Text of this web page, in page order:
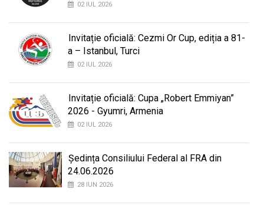
02 IUL 2026
Invitație oficială: Cezmi Or Cup, ediția a 81-
a – Istanbul, Turci
02 IUL 2026
Invitație oficială: Cupa „Robert Emmiyan”
2026 - Gyumri, Armenia
02 IUL 2026
Ședința Consiliului Federal al FRA din
24.06.2026
28 IUN 2026